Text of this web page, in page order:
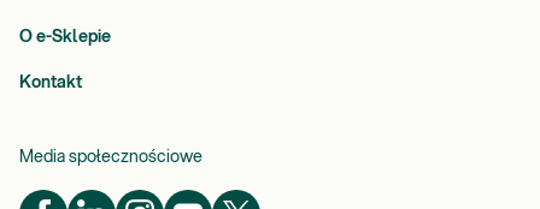
O e-Sklepie
Kontakt
Media społecznościowe